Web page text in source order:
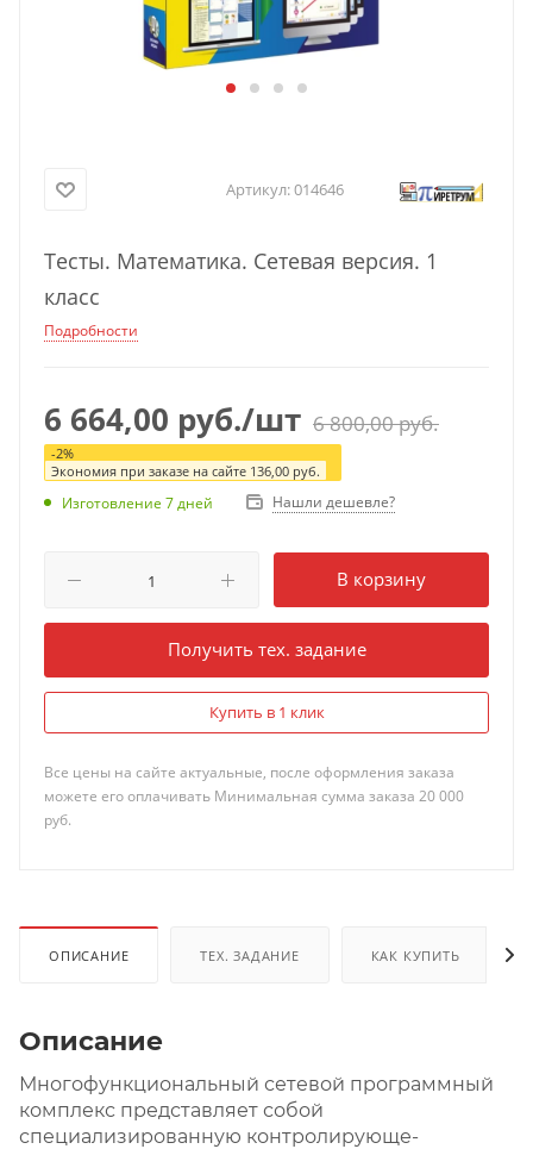
Артикул:014646
Тесты. Математика. Сетевая версия. 1
класс
Подробности
6 664,00 руб./шт 6 800,00руб.
-2%
Экономия при заказе на сайте 136,00 руб.
Изготовление 7 дней Нашли дешевле?
В корзину
Получить тех. задание
Купить в 1 клик
Все цены на сайте актуальные, после оформления заказа
можете его оплачивать Минимальная сумма заказа 20 000
руб.
ОПИСАНИЕ ТЕХ. ЗАДАНИЕ КАК КУПИТЬ
Описание
Многофункциональный сетевой программный
комплекс представляет собой
специализированную контролирующе-